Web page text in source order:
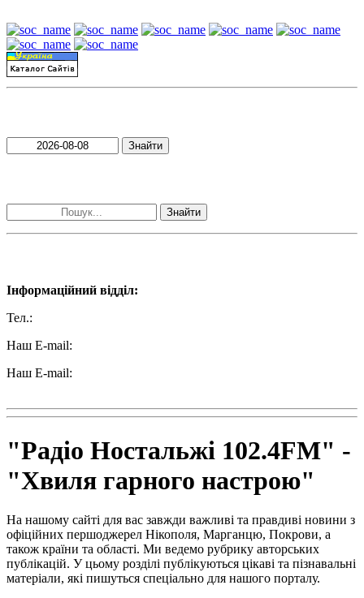
Знайти
Знайти
Інформаційний відділ:
Тел.:
Наш E-mail:
Наш E-mail:
"Радіо Ностальжі 102.4FM" -
"Хвиля гарного настрою"
На нашому сайті для вас завжди важливі та правдиві новини з
офіційних першоджерел Нікополя, Марганцю, Покрови, а
також країни та області. Ми ведемо рубрику авторських
публікацій. У цьому розділі публікуються цікаві та пізнавальні
матеріали, які пишуться спеціально для нашого порталу.